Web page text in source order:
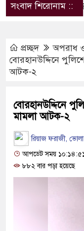
সংবাদ শিরোনাম ::
নাম বদলে আসছে
প্রচ্ছদ
অপরাধ ‍ও
বোরহানউদ্দিনে
আটক-২
বোরহানউদ্দিনে
মামলা আটক-২
রিয়াজ ফরাজী, ভোলা
আপডেট সময় ১০:১৪:৫১
৮৮২ বার পড়া হয়েছে